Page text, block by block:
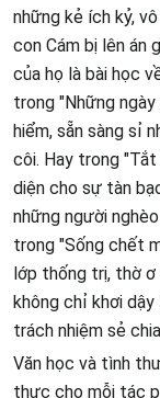
những kẻ ích kỷ,
con Cám bị lên án
của họ là bài học
trong "Những
hiểm, sẵn sàng sỉ
côi. Hay trong
diện cho sự tàn
những người
trong "Sống chết
lớp thống trị, thờ ơ
không chỉ khơi
trách nhiệm sẻ
Văn học và tình
thực cho mỗi tác